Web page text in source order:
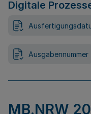
Digitale
Ausgabennummer
MB.NRW